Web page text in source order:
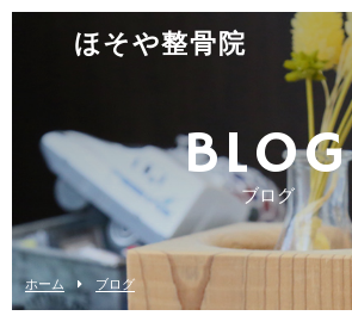
ほそや整骨院
BLOG
ブログ
ホーム ブログ